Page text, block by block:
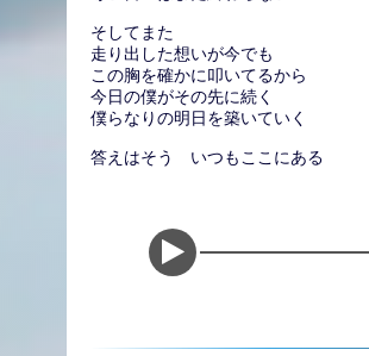
そしてまた
走り出した想いが今でも
この胸を確かに叩いてるから
今日の僕がその先に続く
僕らなりの明日を築いていく
答えはそう いつもここにある